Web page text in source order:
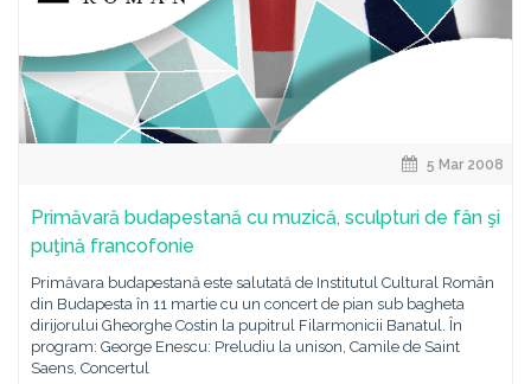
5 Mar 2008
Primăvară budapestană cu muzică, sculpturi de fân şi
puţină francofonie
Primăvara budapestană este salutată de Institutul Cultural Român
din Budapesta în 11 martie cu un concert de pian sub bagheta
dirijorului Gheorghe Costin la pupitrul Filarmonicii Banatul. În
program: George Enescu: Preludiu la unison, Camile de Saint
Saens, Concertul